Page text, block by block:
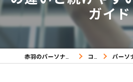
ガイド
コラム パーソナルジ